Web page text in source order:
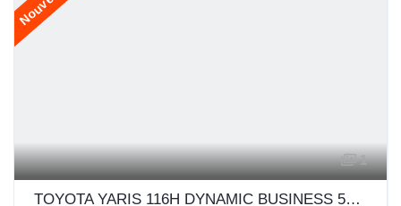
1
TOYOTA YARIS 116H DYNAMIC BUSINESS 5P + PROGRAMME BEYOND ZERO ACADEMY MY22